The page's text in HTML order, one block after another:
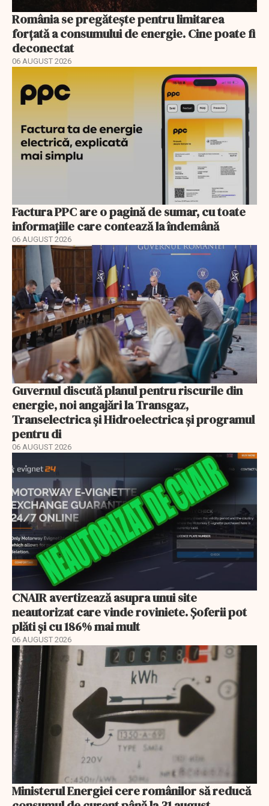
România se pregătește pentru limitarea
forțată a consumului de energie. Cine poate fi
deconectat
06 AUGUST 2026
Factura PPC are o pagină de sumar, cu toate
informațiile care contează la îndemână
06 AUGUST 2026
Guvernul discută planul pentru riscurile din
energie, noi angajări la Transgaz,
Transelectrica și Hidroelectrica și programul
pentru di
06 AUGUST 2026
CNAIR avertizează asupra unui site
neautorizat care vinde roviniete. Șoferii pot
plăti și cu 186% mai mult
06 AUGUST 2026
Ministerul Energiei cere românilor să reducă